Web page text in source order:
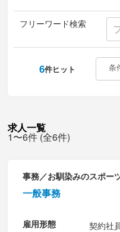
フリーワード検索
6件ヒット 条
求人一覧
1〜6件 (全6件)
事務／お馴染みのスポー
一般事務
雇用形態
契約社